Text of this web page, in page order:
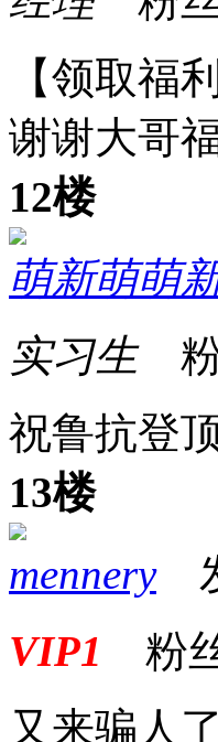
【领取福利
谢谢大哥
12楼
萌新萌萌
实习生粉
祝鲁抗登
13楼
mennery发
VIP1 粉
又来骗人